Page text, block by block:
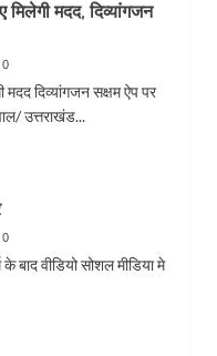
मदद, दिव्यांगजन
0
दिव्यांगजन सक्षम ऐप पर
उत्तराखंड...
0
बाद वीडियो सोशल मीडिया मे